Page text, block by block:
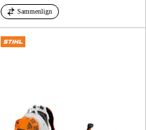
Sammenlign